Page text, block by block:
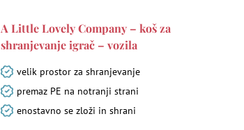
A Little Lovely Company – koš za
shranjevanje igrač – vozila
velik prostor za shranjevanje
premaz PE na notranji strani
enostavno se zloži in shrani